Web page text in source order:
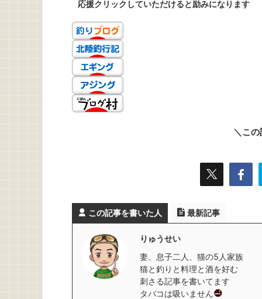
応援クリックしていただけると励みになります
＼こ
この記事を書いた人 最新記事
りゅうせい
妻、息子二人、猫の5人家族
猫と釣りと料理と酒を好む
刺さる記事を書いてます
タバコは吸いません